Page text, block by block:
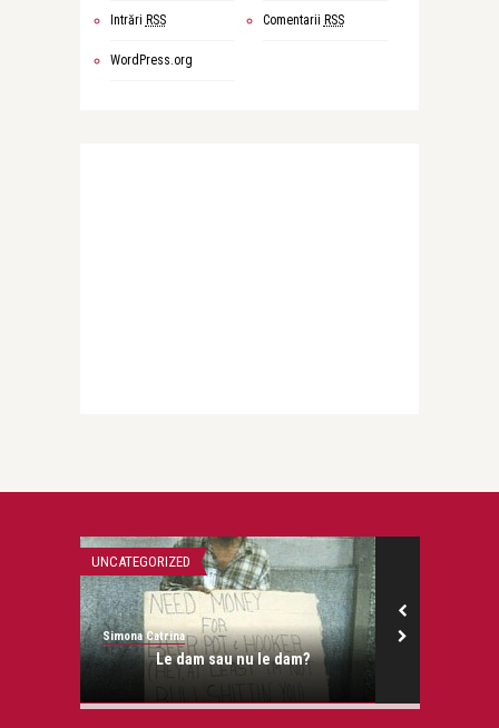
Intrări RSS Comentarii RSS
WordPress.org
UNCATEGORIZED
Simona Catrina
Le dam sau nu le dam?